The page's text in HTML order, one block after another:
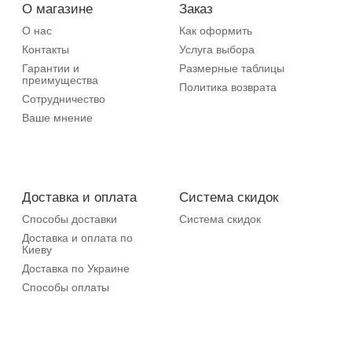
О магазине
О нас
Контакты
Гарантии и
преимущества
Сотрудничество
Ваше мнение
Заказ
Как оформить
Услуга выбора
Размерные таблицы
Политика возврата
Доставка и оплата
Способы доставки
Доставка и оплата по
Киеву
Доставка по Украине
Способы оплаты
Система скидок
Система скидок